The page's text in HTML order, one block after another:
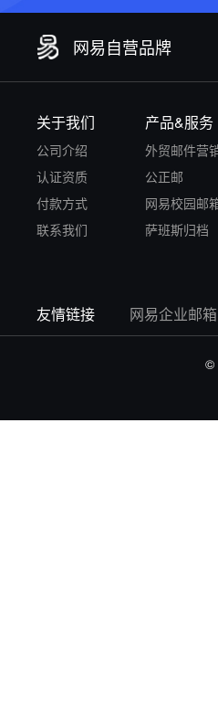
网易自营品牌
关于我们
公司介绍
认证资质
付款方式
联系我们
产品&服务
外贸邮件营
公正邮
网易校园邮
萨班斯归档
友情链接 网易企业邮箱
©